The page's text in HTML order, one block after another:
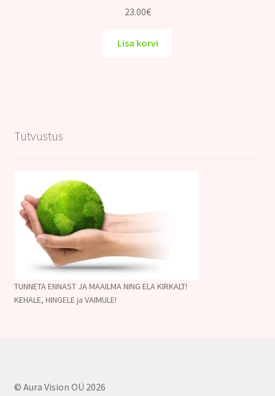
23.00€
Lisa korvi
Tutvustus
TUNNETA ENNAST JA MAAILMA NING ELA KIRKALT!
KEHALE, HINGELE ja VAIMULE!
© Aura Vision OÜ 2026